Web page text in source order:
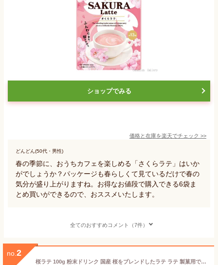
ショップでみる
価格と在庫を楽天でチェック >>
どんどん(50代・男性)
春の季節に、おうちカフェを楽しめる「さくらラテ」はいか
がでしょうか？パッケージも春らしくて見ているだけで春の
気分が盛り上がりますね。お得なお値段で購入できる6袋ま
とめ買いができるので、おススメいたします。
全てのおすすめコメント（7件）
no. 2
桜ラテ 100g 粉末ドリンク 国産 桜をブレンドしたラテ ラテ 製菓用でお菓子作りにも 京都宇治ヤマサン